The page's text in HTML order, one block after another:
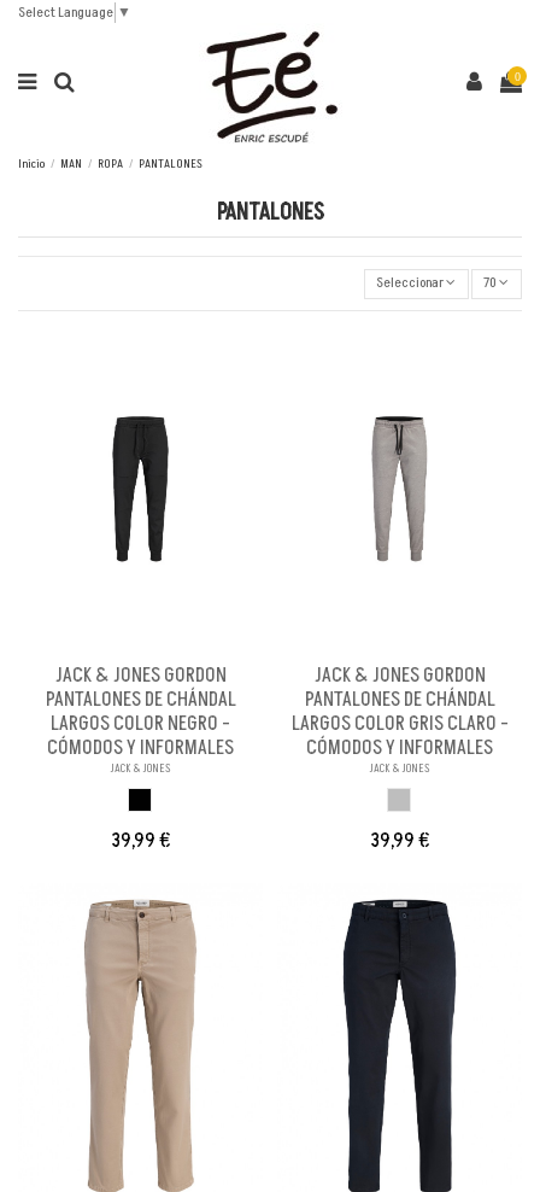
Select Language ▼
0
Inicio MAN ROPA PANTALONES
PANTALONES
Seleccionar 70
JACK & JONES GORDON
PANTALONES DE CHÁNDAL
LARGOS COLOR NEGRO -
CÓMODOS Y INFORMALES
JACK & JONES
39,99 €
JACK & JONES GORDON
PANTALONES DE CHÁNDAL
LARGOS COLOR GRIS CLARO -
CÓMODOS Y INFORMALES
JACK & JONES
39,99 €